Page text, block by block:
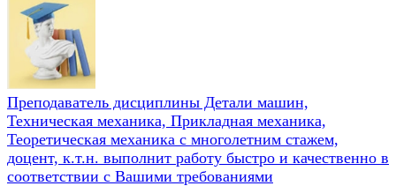
Преподаватель дисциплины Детали машин,
Техническая механика, Прикладная механика,
Теоретическая механика с многолетним стажем,
доцент, к.т.н. выполнит работу быстро и качественно в
соответствии с Вашими требованиями